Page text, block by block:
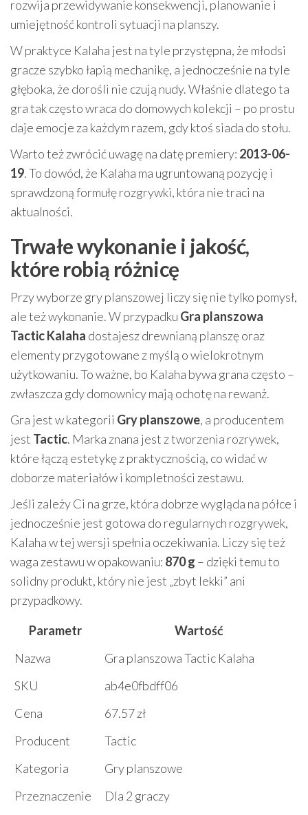
rozwija przewidywanie konsekwencji, planowanie i
umiejętność kontroli sytuacji na planszy.
W praktyce Kalaha jest na tyle przystępna, że młodsi
gracze szybko łapią mechanikę, a jednocześnie na tyle
głęboka, że dorośli nie czują nudy. Właśnie dlatego ta
gra tak często wraca do domowych kolekcji – po prostu
daje emocje za każdym razem, gdy ktoś siada do stołu.
Warto też zwrócić uwagę na datę premiery: 2013-06-
19. To dowód, że Kalaha ma ugruntowaną pozycję i
sprawdzoną formułę rozgrywki, która nie traci na
aktualności.
Trwałe wykonanie i jakość,
które robią różnicę
Przy wyborze gry planszowej liczy się nie tylko pomysł,
ale też wykonanie. W przypadku Gra planszowa
Tactic Kalaha dostajesz drewnianą planszę oraz
elementy przygotowane z myślą o wielokrotnym
użytkowaniu. To ważne, bo Kalaha bywa grana często –
zwłaszcza gdy domownicy mają ochotę na rewanż.
Gra jest w kategorii Gry planszowe, a producentem
jest Tactic. Marka znana jest z tworzenia rozrywek,
które łączą estetykę z praktycznością, co widać w
doborze materiałów i kompletności zestawu.
Jeśli zależy Ci na grze, która dobrze wygląda na półce i
jednocześnie jest gotowa do regularnych rozgrywek,
Kalaha w tej wersji spełnia oczekiwania. Liczy się też
waga zestawu w opakowaniu: 870 g – dzięki temu to
solidny produkt, który nie jest „zbyt lekki” ani
przypadkowy.
Parametr
Wartość
Nazwa
Gra planszowa Tactic Kalaha
SKU
ab4e0fbdff06
Cena
67.57 zł
Producent
Tactic
Kategoria
Gry planszowe
Przeznaczenie
Dla 2 graczy